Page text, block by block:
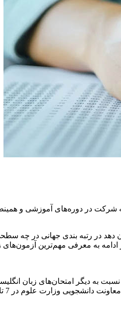
به شرکت در دوره‌های آموزشی و
در رتبه بندی جهانی در چه
به دیگر امتحان‌های زبان